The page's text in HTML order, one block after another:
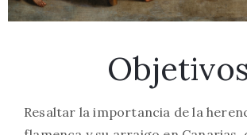
Resaltar la importancia de la